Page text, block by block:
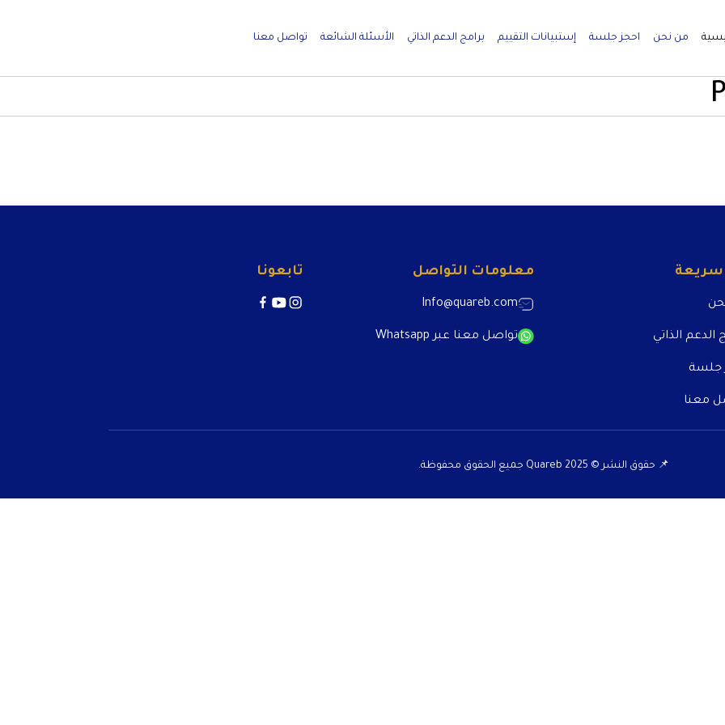
من نحن احجز جلسة إستبيانات التقييم برامج الدعم الذاتي الأسئلة الشائعة تواصل معنا
سريعة
الدعم الذاتي
جلسة
معنا
معلومات التواصل
Info@quareb.com
تواصل معنا عبر Whatsapp
تابعونا
📌 حقوق النشر © 2025 Quareb جميع الحقوق محفوظة.